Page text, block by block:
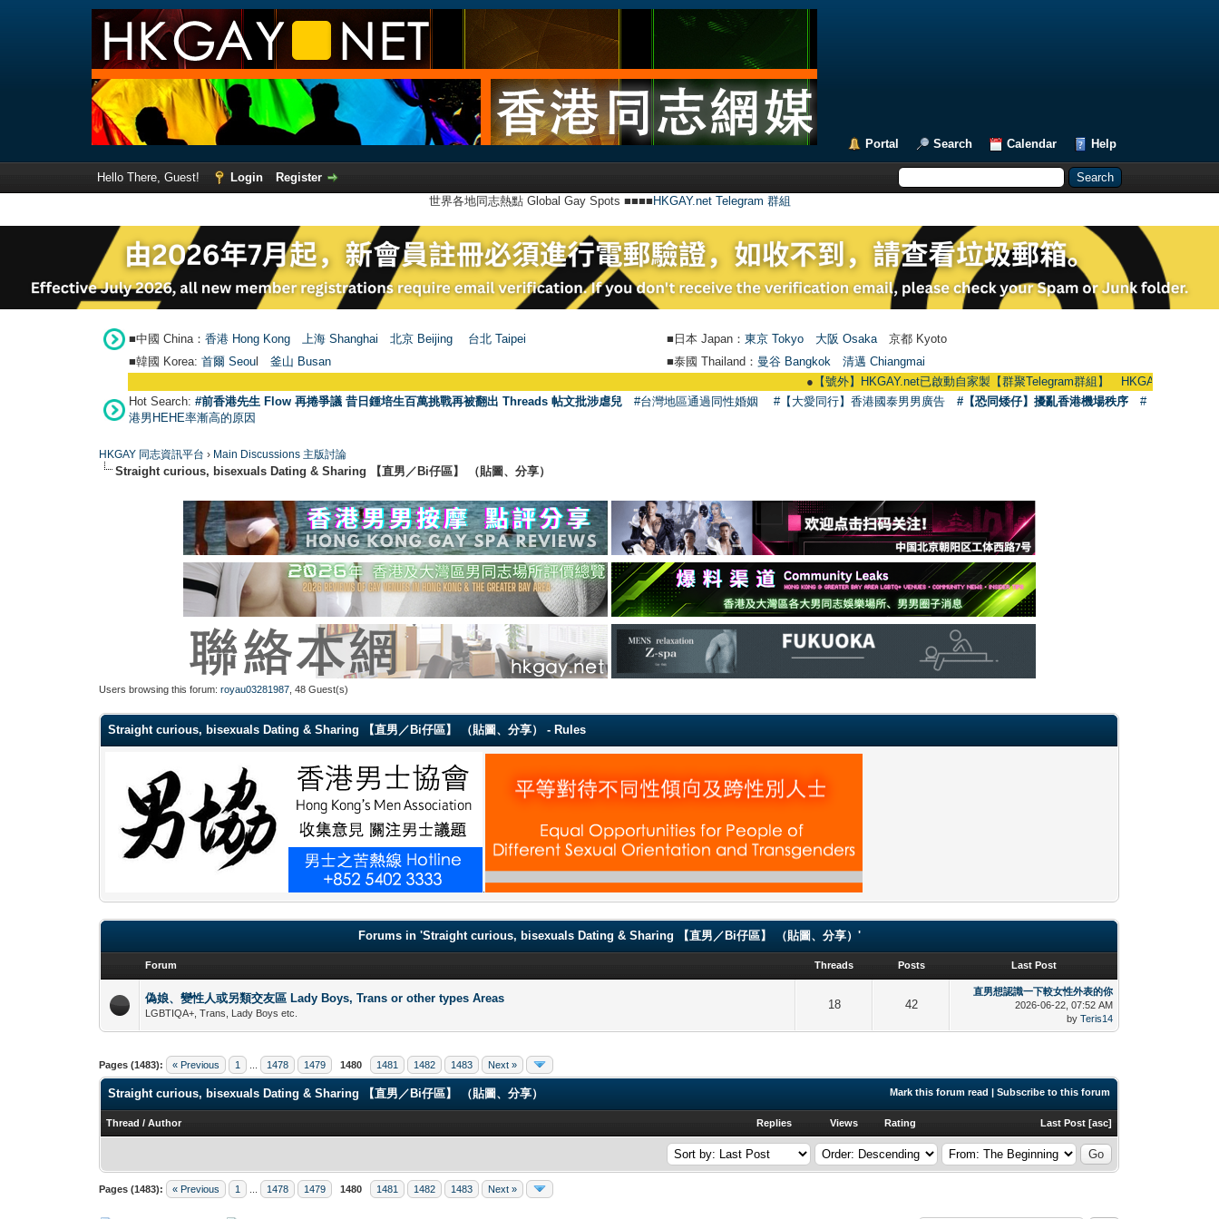
Portal Search Calendar Help
Hello There, Guest! Login
Register
世界各地同志熱點 Global Gay Spots ■■■■ HKGAY.net Telegram 群組
■中國 China： 香港 Hong Kong 上海 Shanghai 北京 Beijing 台北 Taipei ■日本 Japan： 東京 Tokyo 大阪 Osaka 京都 Kyoto
■韓國 Korea: 首爾 Seou 釜山 Busan ■泰國 Thailand： 曼谷 Bangkok
清邁 Chiangmai
【號外】HKGAY.net已啟動自家製【群聚Telegram群組】 HKGAY.net has
Hot Search: #前香港先生 Flow 再捲爭議 昔日鍾培生百萬挑戰再被翻出 Threads 帖文批涉虐兒 #台灣地區通過同性婚姻 #【大愛同行】香港國泰男男廣告 #【恐同矮仔】擾亂香港機場秩序
#
港男HEHE率漸高的原因
HKGAY 同志資訊平台 › Main Discussions 主版討論
Straight curious, bisexuals Dating & Sharing 【直男／Bi仔區】 （貼圖、分享）
Users browsing this forum:royau03281987 , 48 Guest(s)
Straight curious, bisexuals Dating & Sharing 【直男／Bi仔區】 （貼圖、分享） - Rules
Forums in 'Straight curious, bisexuals Dating & Sharing 【直男／Bi仔區】 （貼圖、分享）'
Forum Threads Posts Last Post
偽娘、變性人或另類交友區 Lady Boys, Trans or other types Areas
LGBTIQA+, Trans, Lady Boys etc.
18 42
直男想認識一下較女性外表的你
2026-06-22, 07:52 AM
byTeris14
Pages (1483): « Previous 1 1478 1479 1480 1481 1482 1483 Next »
Mark this forum read |Subscribe to this forum
Straight curious, bisexuals Dating & Sharing 【直男／Bi仔區】 （貼圖、分享）
Thread /Author Replies Views Rating Last Post [asc]
Pages (1483): « Previous 1 1478 1479 1480 1481 1482 1483 Next »